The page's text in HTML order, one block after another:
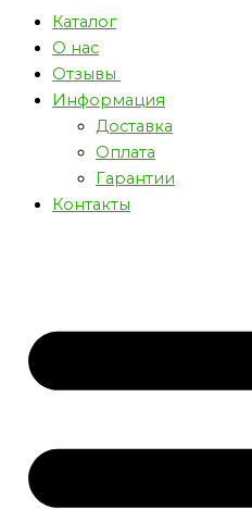
Каталог
О нас
Отзывы
Информация
Доставка
Оплата
Гарантии
Контакты